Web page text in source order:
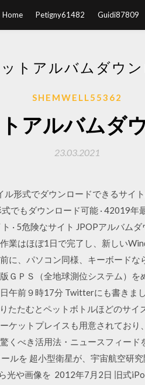
Home Petigny61482 Guidi87809
トアルバムダウ
SHEMWELL55362
アルバムダ
23.03.2021
形式でダウンロードできるサイ
でもダウンロード可能 · 42019
· 5危険なサイト JPOPアルバム
業はほぼ1日で完了し、新しい
に、パソコン同様、キーボード
ＧＰＳ（全地球測位システム）
午前９時17分 Twitterにも書きま
たたむとペットボトルほどのサイ
ケットプレイスも用意されてお
くべき活用法・ニュースフィー
ルを 超小型衛星が、宇宙航空研
光や画像を 2012年7月2日 旧式